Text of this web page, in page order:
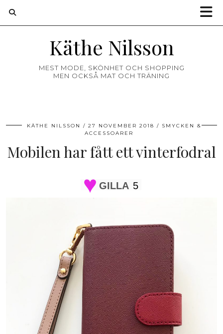
Käthe Nilsson
MEST MODE, SKÖNHET OCH SHOPPING
MEN OCKSÅ MAT OCH TRÄNING
KÄTHE NILSSON 27 NOVEMBER 2018
SMYCKEN &
ACCESSOARER
Mobilen har fått ett vinterfodral
GILLA 5